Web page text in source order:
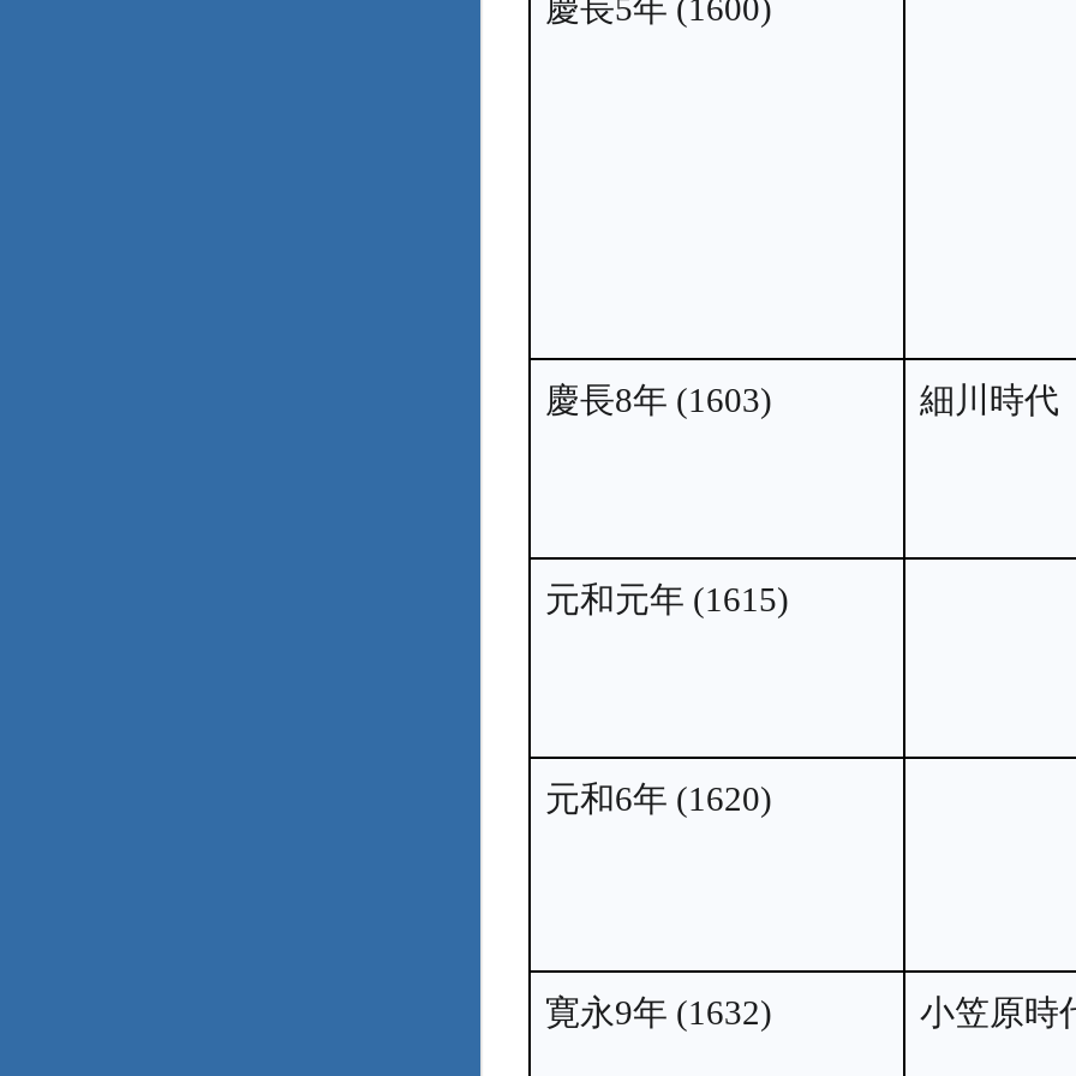
慶長5年 (1600)
慶長8年 (1603) 細川時代
元和元年 (1615)
元和6年 (1620)
寛永9年 (1632) 小笠原時